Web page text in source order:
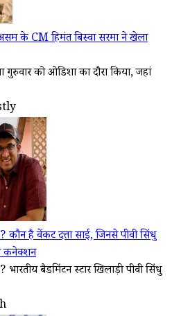
के CM हिमंत बिस्वा सरमा ने खेला
को ओडिशा का दौरा किया, जहां
है वेंकट दत्ता साई, जिनसे पीवी सिंधु
कनेक्शन
बैडमिंटन स्टार खिलाड़ी पीवी सिंधु